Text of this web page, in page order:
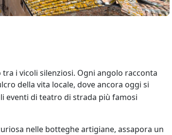
i vicoli silenziosi. Ogni angolo racconta
della vita locale, dove ancora oggi si
eventi di teatro di strada più famosi
nelle botteghe artigiane, assapora un